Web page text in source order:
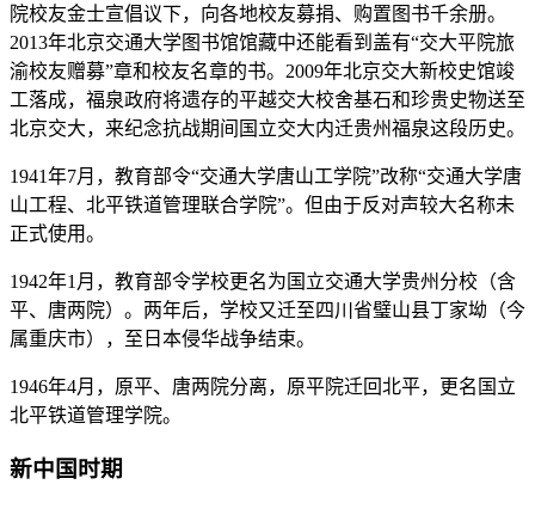
院校友金士宣倡议下，向各地校友募捐、购置图书千余册。
2013年北京交通大学图书馆馆藏中还能看到盖有“交大平院旅
渝校友赠募”章和校友名章的书。2009年北京交大新校史馆竣
工落成，福泉政府将遗存的平越交大校舍基石和珍贵史物送至
北京交大，来纪念抗战期间国立交大内迁贵州福泉这段历史。
1941年7月，教育部令“交通大学唐山工学院”改称“交通大学唐
山工程、北平铁道管理联合学院”。但由于反对声较大名称未
正式使用。
1942年1月，教育部令学校更名为国立交通大学贵州分校（含
平、唐两院）。两年后，学校又迁至四川省璧山县丁家坳（今
属重庆市），至日本侵华战争结束。
1946年4月，原平、唐两院分离，原平院迁回北平，更名国立
北平铁道管理学院。
新中国时期